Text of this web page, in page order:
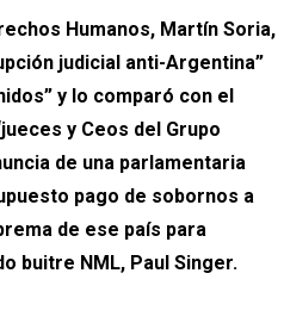
Humanos, Martín Soria,
judicial anti-Argentina”
y lo comparó con el
y Ceos del Grupo
de una parlamentaria
pago de sobornos a
de ese país para
buitre NML, Paul Singer.